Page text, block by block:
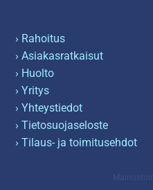
› Rahoitus
› Asiakasratkaisut
› Huolto
› Yritys
› Yhteystiedot
› Tietosuojaseloste
› Tilaus- ja toimitusehdot